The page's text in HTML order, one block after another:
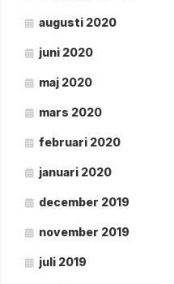
augusti 2020
juni 2020
maj 2020
mars 2020
februari 2020
januari 2020
december 2019
november 2019
juli 2019